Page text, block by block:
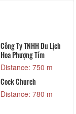
Công Ty TNHH Du Lịch
Hoa Phượng Tím
Distance: 750 m
Cock Church
Distance: 780 m